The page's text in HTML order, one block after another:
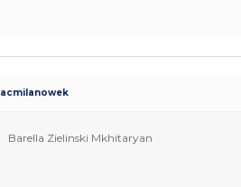
acmilanowek
Barella Zielinski Mkhitaryan